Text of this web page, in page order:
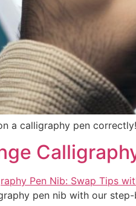
a calligraphy pen
pen nib with our